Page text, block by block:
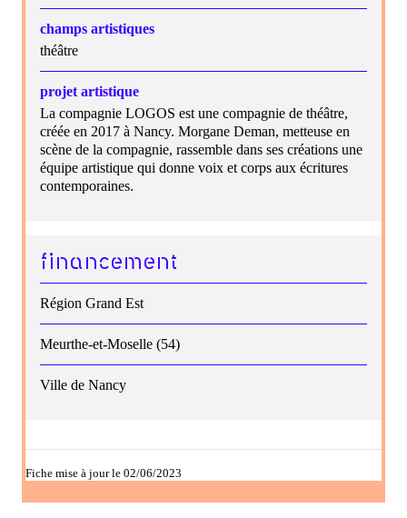
champs artistiques
théâtre
projet artistique
La compagnie LOGOS est une compagnie de théâtre,
créée en 2017 à Nancy. Morgane Deman, metteuse en
scène de la compagnie, rassemble dans ses créations une
équipe artistique qui donne voix et corps aux écritures
contemporaines.
financement
Région Grand Est
Meurthe-et-Moselle (54)
Ville de Nancy
Fiche mise à jour le 02/06/2023